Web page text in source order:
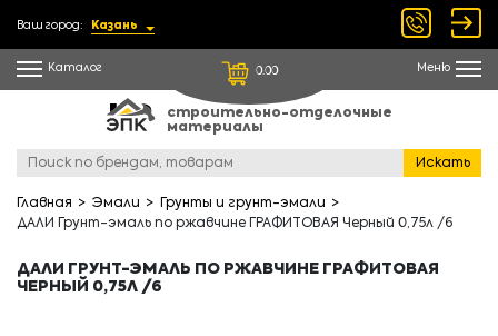
Ваш город: Казань
Каталог 0.00 Меню
строительно-отделочные
материалы
Искать
Главная Эмали
Грунты и грунт-эмали
ДАЛИ Грунт-эмаль по ржавчине ГРАФИТОВАЯ Черный 0,75л /6
ДАЛИ ГРУНТ-ЭМАЛЬ ПО РЖАВЧИНЕ ГРАФИТОВАЯ
ЧЕРНЫЙ 0,75Л /6